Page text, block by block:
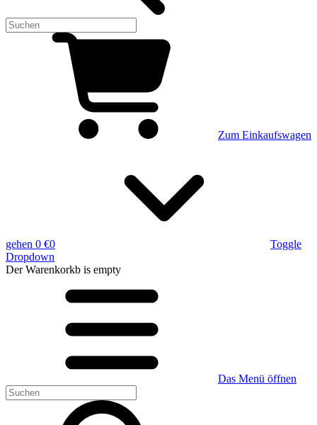
Zum Einkaufswagen
gehen 0 €0
Toggle
Dropdown
Der Warenkorkb is empty
Das Menü öffnen